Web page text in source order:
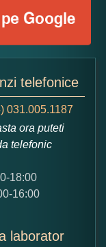
telefonice
031.005.1187
ora puteti
telefonic
18:00
16:00
laborator